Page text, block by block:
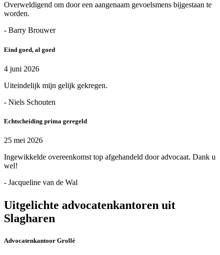
Overweldigend om door een aangenaam gevoelsmens bijgestaan te
worden.
- Barry Brouwer
Eind goed, al goed
4 juni 2026
Uiteindelijk mijn gelijk gekregen.
- Niels Schouten
Echtscheiding prima geregeld
25 mei 2026
Ingewikkelde overeenkomst top afgehandeld door advocaat. Dank u
wel!
- Jacqueline van de Wal
Uitgelichte advocatenkantoren uit
Slagharen
Advocatenkantoor Grollé